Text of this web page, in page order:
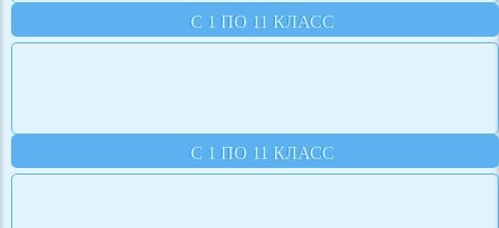
С 1 ПО 11 КЛАСС
С 1 ПО 11 КЛАСС